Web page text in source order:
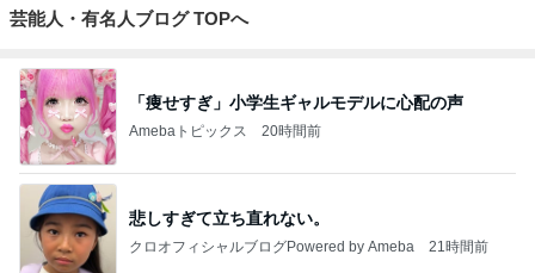
芸能人・有名人ブログ TOPへ
「痩せすぎ」小学生ギャルモデルに心配の声
Amebaトピックス 20時間前
悲しすぎて立ち直れない。
クロオフィシャルブログPowered by Ameba 21時間前